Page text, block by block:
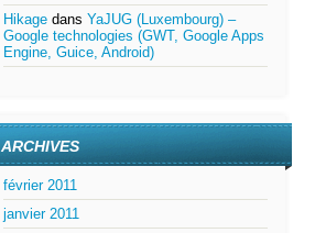
Hikage dans YaJUG (Luxembourg) –
Google technologies (GWT, Google Apps
Engine, Guice, Android)
ARCHIVES
février 2011
janvier 2011